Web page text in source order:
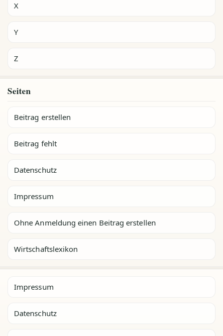
X
Y
Z
Seiten
Beitrag erstellen
Beitrag fehlt
Datenschutz
Impressum
Ohne Anmeldung einen Beitrag erstellen
Wirtschaftslexikon
Impressum
Datenschutz